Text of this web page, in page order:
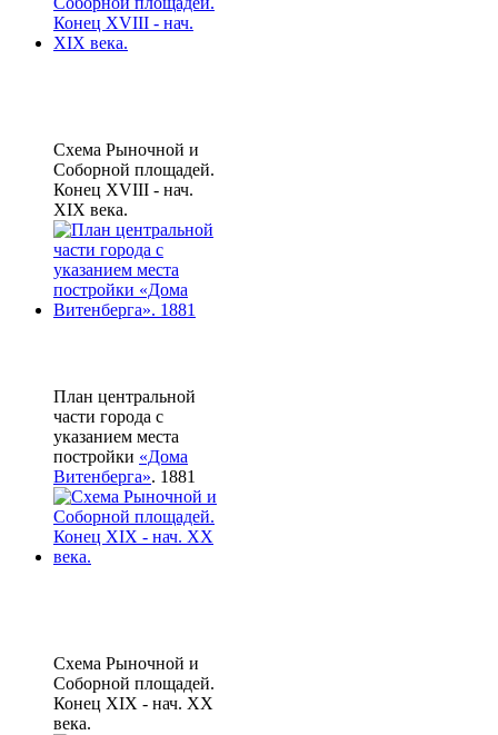
Схема Рыночной и
Соборной площадей.
Конец XVIII - нач.
XIX века.
План центральной
части города с
указанием места
постройки «Дома
Витенберга». 1881
Схема Рыночной и
Соборной площадей.
Конец XIX - нач. XX
века.